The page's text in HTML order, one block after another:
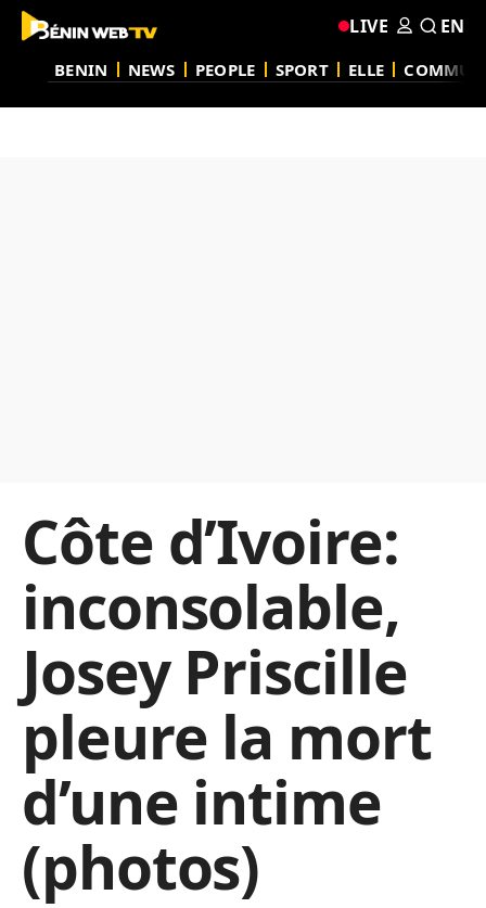
BENIN NEWS PEOPLE SPORT ELLE
LIVE EN
Côte d’Ivoire:
inconsolable,
Josey Priscille
pleure la mort
d’une intime
(photos)